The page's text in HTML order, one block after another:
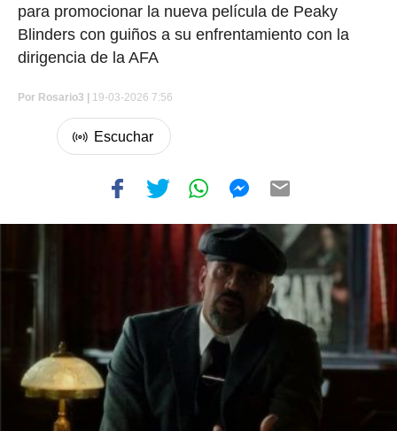
para promocionar la nueva película de Peaky
Blinders con guiños a su enfrentamiento con la
dirigencia de la AFA
Por Rosario3 | 19-03-2026 7:56